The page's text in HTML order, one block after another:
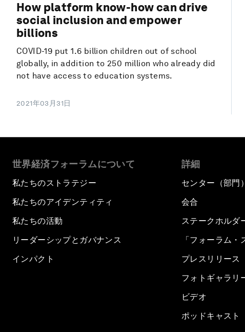
How platform know-how can drive
social inclusion and empower
billions
COVID-19 put 1.6 billion children out of school
globally, in addition to 250 million who already did
not have access to education systems.
2021年03月31日
世界経済フォーラムについて
私たちのストラテジー
私たちのアイデンティティ
私たちの活動
リーダーシップとガバナンス
インパクト
詳細
センター（部門）
会合
ステークホルダ
「フォーラム・
プレスリリース
フォトギャラリ
ビデオ
ポッドキャスト